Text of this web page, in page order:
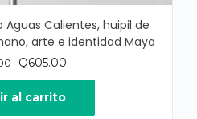
Aguas Calientes, huipil de
arte e identidad Maya
El
precio
original
era:
Q605.00El
precio
actual
es:
al carrito